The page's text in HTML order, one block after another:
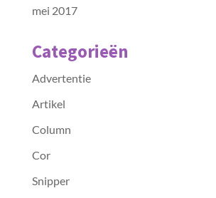
mei 2017
Categorieën
Advertentie
Artikel
Column
Cor
Snipper